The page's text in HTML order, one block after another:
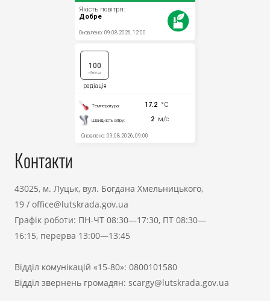
Контакти
43025, м. Луцьк, вул. Богдана Хмельницького,
19 / office@lutskrada.gov.ua
Графік роботи: ПН-ЧТ 08:30—17:30, ПТ 08:30—
16:15, перерва 13:00—13:45
Відділ комунікацій «15-80»: 0800101580
Відділ звернень громадян: scargy@lutskrada.gov.ua